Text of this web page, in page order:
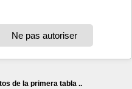
de la primera tabla ..